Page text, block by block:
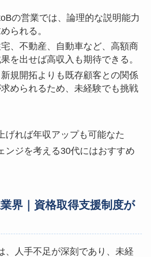
の営業では、論理的な説明能力
られる。
、不動産、自動車など、高額商
を出せば高収入も期待できる。
新規開拓よりも既存顧客との関係
められるため、未経験でも挑戦
げれば年収アップも可能なた
ンジを考える30代にはおすすめ
界｜資格取得支援制度が
、人手不足が深刻であり、未経